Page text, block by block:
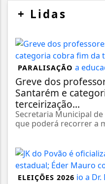
+ Lidas
PARALISAÇÃO
Greve dos
Santarém e
terceirização...
Secretaria Municipal
que poderá recorrer a
ELEIÇÕES 2026